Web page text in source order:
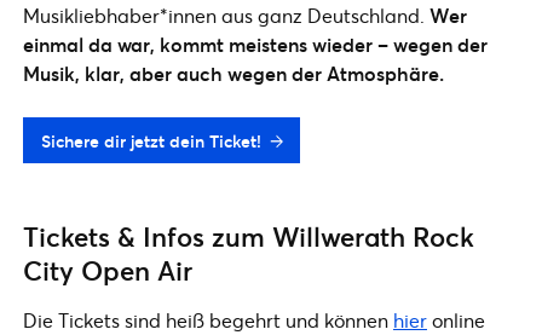
Musikliebhaber*innen aus ganz Deutschland. Wer
einmal da war, kommt meistens wieder – wegen der
Musik, klar, aber auch wegen der Atmosphäre.
Sichere dir jetzt dein Ticket!
Tickets & Infos zum Willwerath Rock
City Open Air
Die Tickets sind heiß begehrt und können hieronline